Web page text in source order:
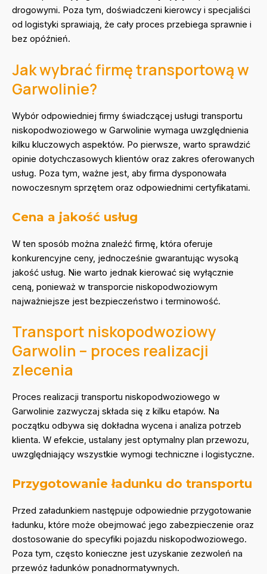
drogowymi. Poza tym, doświadczeni kierowcy i specjaliści
od logistyki sprawiają, że cały proces przebiega sprawnie i
bez opóźnień.
Jak wybrać firmę transportową w
Garwolinie?
Wybór odpowiedniej firmy świadczącej usługi transportu
niskopodwoziowego w Garwolinie wymaga uwzględnienia
kilku kluczowych aspektów. Po pierwsze, warto sprawdzić
opinie dotychczasowych klientów oraz zakres oferowanych
usług. Poza tym, ważne jest, aby firma dysponowała
nowoczesnym sprzętem oraz odpowiednimi certyfikatami.
Cena a jakość usług
W ten sposób można znaleźć firmę, która oferuje
konkurencyjne ceny, jednocześnie gwarantując wysoką
jakość usług. Nie warto jednak kierować się wyłącznie
ceną, ponieważ w transporcie niskopodwoziowym
najważniejsze jest bezpieczeństwo i terminowość.
Transport niskopodwoziowy
Garwolin – proces realizacji
zlecenia
Proces realizacji transportu niskopodwoziowego w
Garwolinie zazwyczaj składa się z kilku etapów. Na
początku odbywa się dokładna wycena i analiza potrzeb
klienta. W efekcie, ustalany jest optymalny plan przewozu,
uwzględniający wszystkie wymogi techniczne i logistyczne.
Przygotowanie ładunku do transportu
Przed załadunkiem następuje odpowiednie przygotowanie
ładunku, które może obejmować jego zabezpieczenie oraz
dostosowanie do specyfiki pojazdu niskopodwoziowego.
Poza tym, często konieczne jest uzyskanie zezwoleń na
przewóz ładunków ponadnormatywnych.